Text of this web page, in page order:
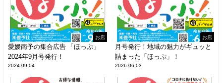
お店
愛媛南予の集合広告 「ほっぷ」
2024年9月号発行！
2024.09.04
お店
月号発行！地域の魅力がギュッと
詰まった「ほっぷ」！
2026.06.03